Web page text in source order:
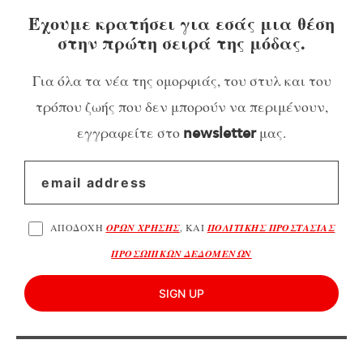
Έχουμε κρατήσει για εσάς μια θέση
στην πρώτη σειρά της μόδας.
Για όλα τα νέα της ομορφιάς, του στυλ και του
τρόπου ζωής που δεν μπορούν να περιμένουν,
εγγραφείτε στο newsletterμας.
ΑΠΟΔΟΧΗ ΟΡΩΝ ΧΡΗΣΗΣ, ΚΑΙ ΠΟΛΙΤΙΚΗΣ ΠΡΟΣΤΑΣΙΑΣ
ΠΡΟΣΩΠΙΚΩΝ ΔΕΔΟΜΕΝΩΝ
SIGN UP